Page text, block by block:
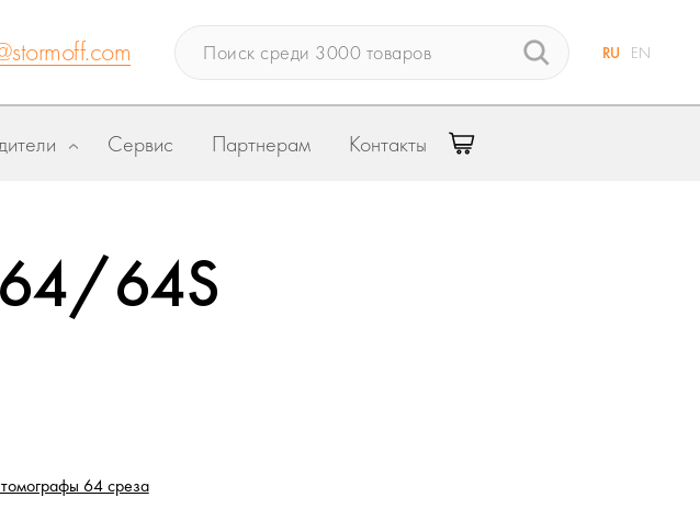
RU EN
Сервис Партнерам Контакты
64/64S
64 среза